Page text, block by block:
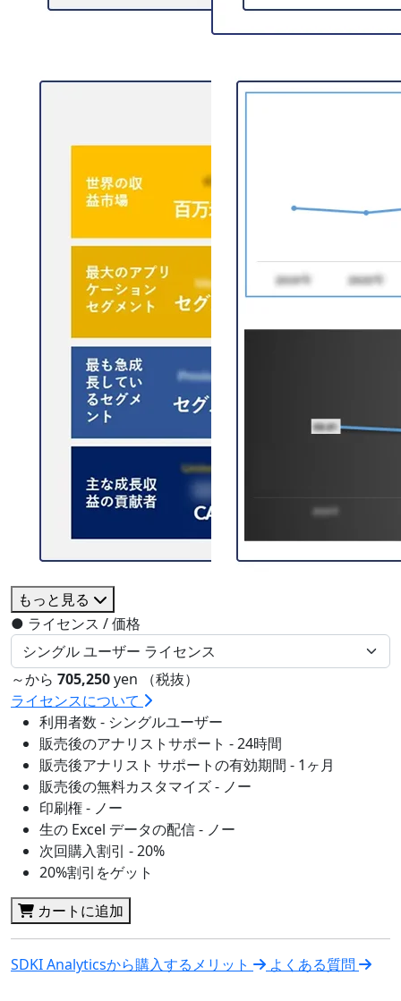
もっと見る
● ライセンス / 価格
～から 705,250yen （税抜）
ライセンスについて
利用者数 - シングルユーザー
販売後のアナリストサポート - 24時間
販売後アナリスト サポートの有効期間 - 1ヶ月
販売後の無料カスタマイズ - ノー
印刷権 - ノー
生の Excel データの配信 - ノー
次回購入割引 - 20%
20%割引をゲット
カートに追加
SDKI Analyticsから購入するメリット よくある質問